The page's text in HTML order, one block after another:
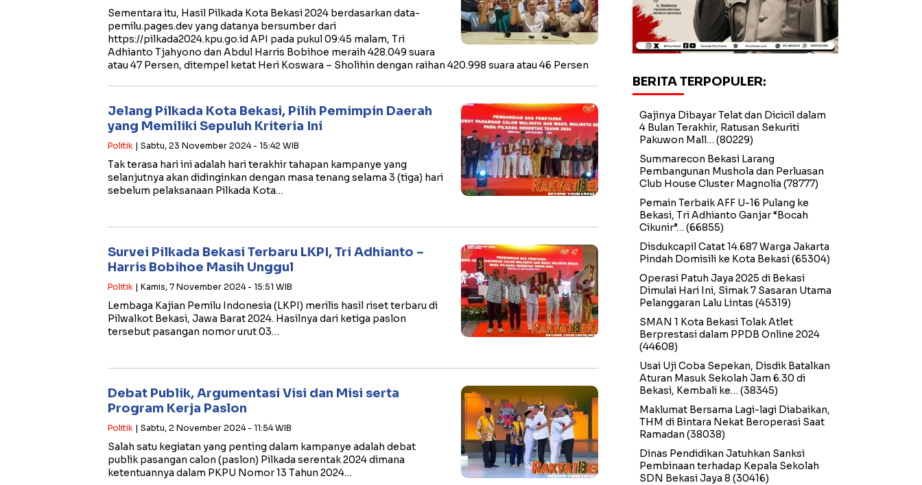
Sementara itu, Hasil Pilkada Kota Bekasi 2024 berdasarkan data-
pemilu.pages.dev yang datanya bersumber dari
https://pilkada2024.kpu.go.id API pada pukul 09:45 malam, Tri
Adhianto Tjahyono dan Abdul Harris Bobihoe meraih 428.049 suara
atau 47 Persen, ditempel ketat Heri Koswara – Sholihin dengan raihan 420.998 suara atau 46 Persen
Jelang Pilkada Kota Bekasi, Pilih Pemimpin Daerah
yang Memiliki Sepuluh Kriteria Ini
Politik | Sabtu, 23 November 2024 - 15:42 WIB
Tak terasa hari ini adalah hari terakhir tahapan kampanye yang
selanjutnya akan didinginkan dengan masa tenang selama 3 (tiga) hari
sebelum pelaksanaan Pilkada Kota…
Survei Pilkada Bekasi Terbaru LKPI, Tri Adhianto –
Harris Bobihoe Masih Unggul
Politik | Kamis, 7 November 2024 - 15:51 WIB
Lembaga Kajian Pemilu Indonesia (LKPI) merilis hasil riset terbaru di
Pilwalkot Bekasi, Jawa Barat 2024. Hasilnya dari ketiga paslon
tersebut pasangan nomor urut 03…
Debat Publik, Argumentasi Visi dan Misi serta
Program Kerja Paslon
Politik | Sabtu, 2 November 2024 - 11:54 WIB
Salah satu kegiatan yang penting dalam kampanye adalah debat
publik pasangan calon (paslon) Pilkada serentak 2024 dimana
ketentuannya dalam PKPU Nomor 13 Tahun 2024…
BERITA TERPOPULER:
Gajinya Dibayar Telat dan Dicicil dalam
4 Bulan Terakhir, Ratusan Sekuriti
Pakuwon Mall… (80229)
Summarecon Bekasi Larang
Pembangunan Mushola dan Perluasan
Club House Cluster Magnolia (78777)
Pemain Terbaik AFF U-16 Pulang ke
Bekasi, Tri Adhianto Ganjar “Bocah
Cikunir”… (66855)
Disdukcapil Catat 14.687 Warga Jakarta
Pindah Domisili ke Kota Bekasi(65304)
Operasi Patuh Jaya 2025 di Bekasi
Dimulai Hari Ini, Simak 7 Sasaran Utama
Pelanggaran Lalu Lintas (45319)
SMAN 1 Kota Bekasi Tolak Atlet
Berprestasi dalam PPDB Online 2024
(44608)
Usai Uji Coba Sepekan, Disdik Batalkan
Aturan Masuk Sekolah Jam 6.30 di
Bekasi, Kembali ke… (38345)
Maklumat Bersama Lagi-lagi Diabaikan,
THM di Bintara Nekat Beroperasi Saat
Ramadan (38038)
Dinas Pendidikan Jatuhkan Sanksi
Pembinaan terhadap Kepala Sekolah
SDN Bekasi Jaya 8 (30416)